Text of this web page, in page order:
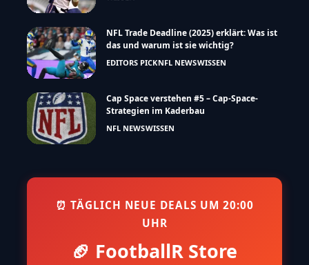
NFL Trade Deadline (2025) erklärt: Was ist
das und warum ist sie wichtig?
EDITORS PICKNFL NEWSWISSEN
Cap Space verstehen #5 – Cap-Space-
Strategien im Kaderbau
NFL NEWSWISSEN
⏰ TÄGLICH NEUE DEALS UM 20:00
UHR
🏈 FootballR Store